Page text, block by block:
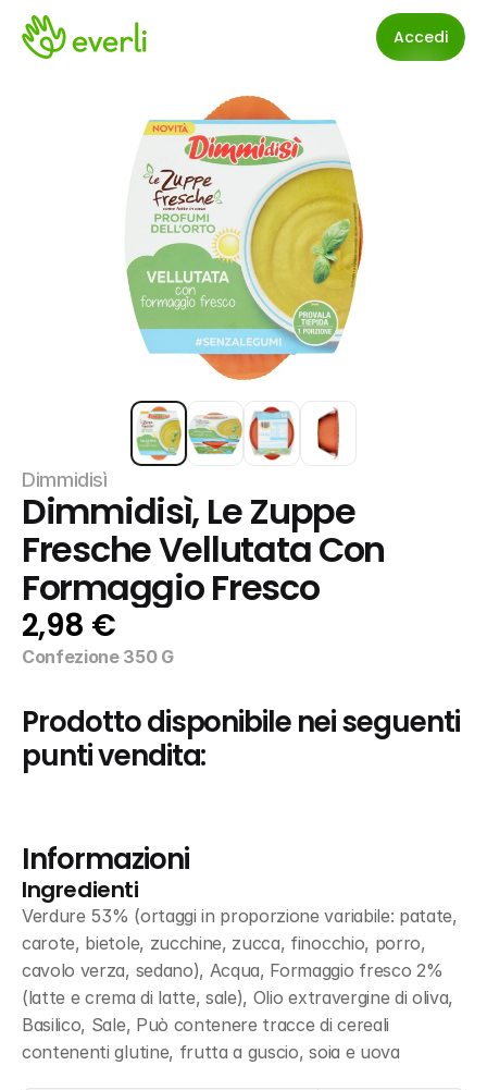
Accedi
Dimmidisì
Dimmidisì, Le Zuppe
Fresche Vellutata Con
Formaggio Fresco
2,98 €
Confezione 350 G
Prodotto disponibile nei seguenti
punti vendita:
Informazioni
Ingredienti
Verdure 53% (ortaggi in proporzione variabile: patate,
carote, bietole, zucchine, zucca, finocchio, porro,
cavolo verza, sedano), Acqua, Formaggio fresco 2%
(latte e crema di latte, sale), Olio extravergine di oliva,
Basilico, Sale, Può contenere tracce di cereali
contenenti glutine, frutta a guscio, soia e uova